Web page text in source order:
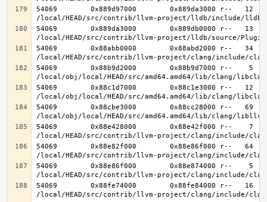
54069        0x889d97000        0x889da3000 r--   12
54069        0x889da3000        0x889db0000 r--   13
54069        0x88abb0000        0x88abd2000 r--   34
54069        0x88b9d2000        0x88b9d7000 r--    5
54069        0x88c1d7000        0x88c1e3000 r--   12
54069        0x88cbe3000        0x88cc28000 r--   69
54069        0x88e428000        0x88e42f000 r--    7
54069        0x88e82f000        0x88e86f000 r--   64
54069        0x88e86f000        0x88e874000 r--    5
54069        0x88fe74000        0x88fe84000 r--   16